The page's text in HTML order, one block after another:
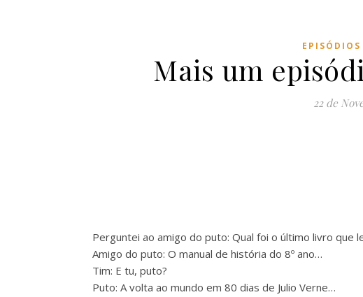
Mais um
22 de
Perguntei ao amigo do puto: Qual foi o último livro que
Amigo do puto: O manual de história do 8º ano…
Tim: E tu, puto?
Puto: A volta ao mundo em 80 dias de Julio Verne…